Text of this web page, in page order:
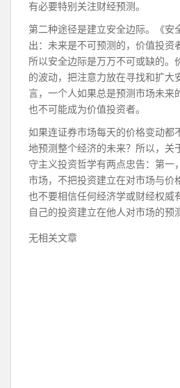
有必要特别关注财经预测。
第二种途径是建立安全边际。《安
出：未来是不可预测的，价值投资
所以安全边际是万万不可或缺的。
的波动，把注意力放在寻找和扩大
言，一个人如果总是预测市场未来
也不可能成为价值投资者。
如果连证券市场每天的价格变动都
地预测整个经济的未来？所以，关
守主义投资哲学有两点忠告：第一
市场，不把投资建立在对市场与价
也不要相信任何经济学或财经权威
自己的投资建立在他人对市场的预
无相关文章